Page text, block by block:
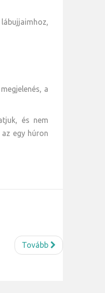
a
és nem
egy húron
Tovább